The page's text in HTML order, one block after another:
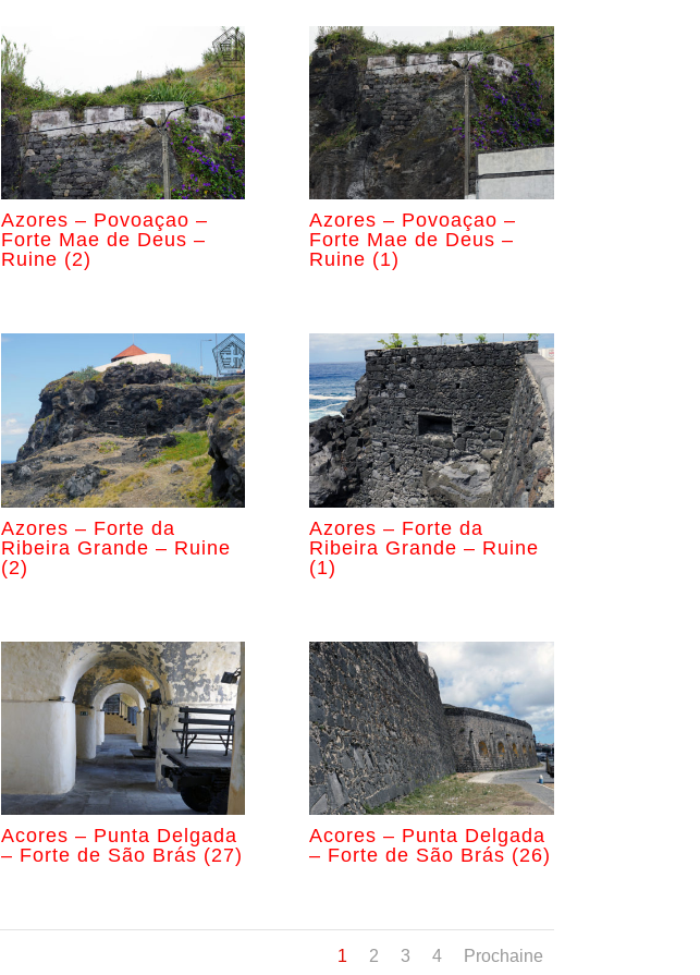
Azores – Povoaçao –
Forte Mae de Deus –
Ruine (2)
Azores – Povoaçao –
Forte Mae de Deus –
Ruine (1)
Azores – Forte da
Ribeira Grande – Ruine
(2)
Azores – Forte da
Ribeira Grande – Ruine
(1)
Acores – Punta Delgada
– Forte de São Brás (27)
Acores – Punta Delgada
– Forte de São Brás (26)
1 2 3 4 Prochaine